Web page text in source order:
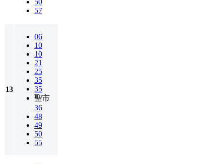
50
57
13
06
10
10
21
25
35
35
聖市
36
48
49
50
55